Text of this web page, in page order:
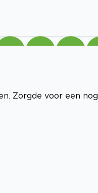
Zorgde voor een nog